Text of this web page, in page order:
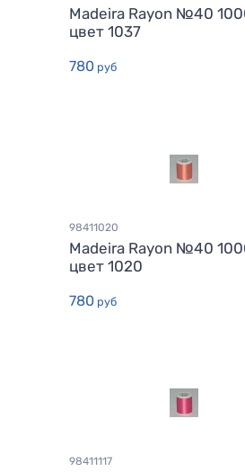
Madeira Rayon №40
цвет 1037
780 руб
98411020
Madeira Rayon №40
цвет 1020
780 руб
98411117